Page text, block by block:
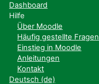
Dashboard
Hilfe
Über Moodle
Häufig gestellte Fragen
Einstieg in Moodle
Anleitungen
Kontakt
Deutsch ‎(de)‎